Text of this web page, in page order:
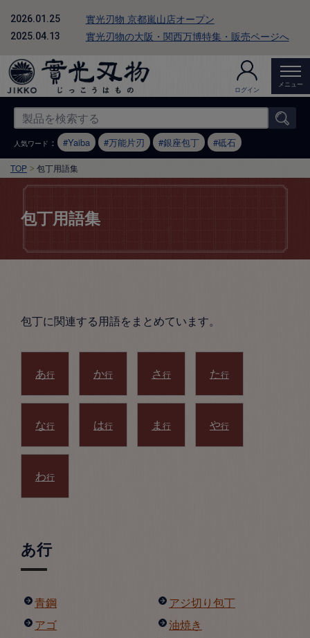
2026.01.25 實光刃物 京都嵐山店オープン
2025.04.13 實光刃物の大阪・関西万博特集・販売ページへ
ログイン
メニュー
人気ワード ： Yaiba 万能片刃 銀座包丁 砥石
TOP 包丁用語集
包丁用語集
包丁に関連する用語をまとめています。
あ行 か行 さ行 た行
な行 は行 ま 行 や行
わ行
あ行
青鋼
アジ切り包丁
アゴ
油焼き